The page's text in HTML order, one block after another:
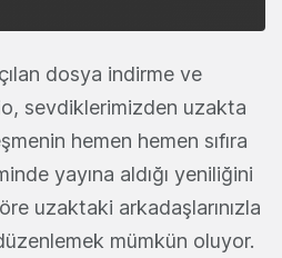
dosya indirme ve
sevdiklerimizden uzakta
hemen hemen sıfıra
yayına aldığı yeniliğini
uzaktaki arkadaşlarınızla
mümkün oluyor.